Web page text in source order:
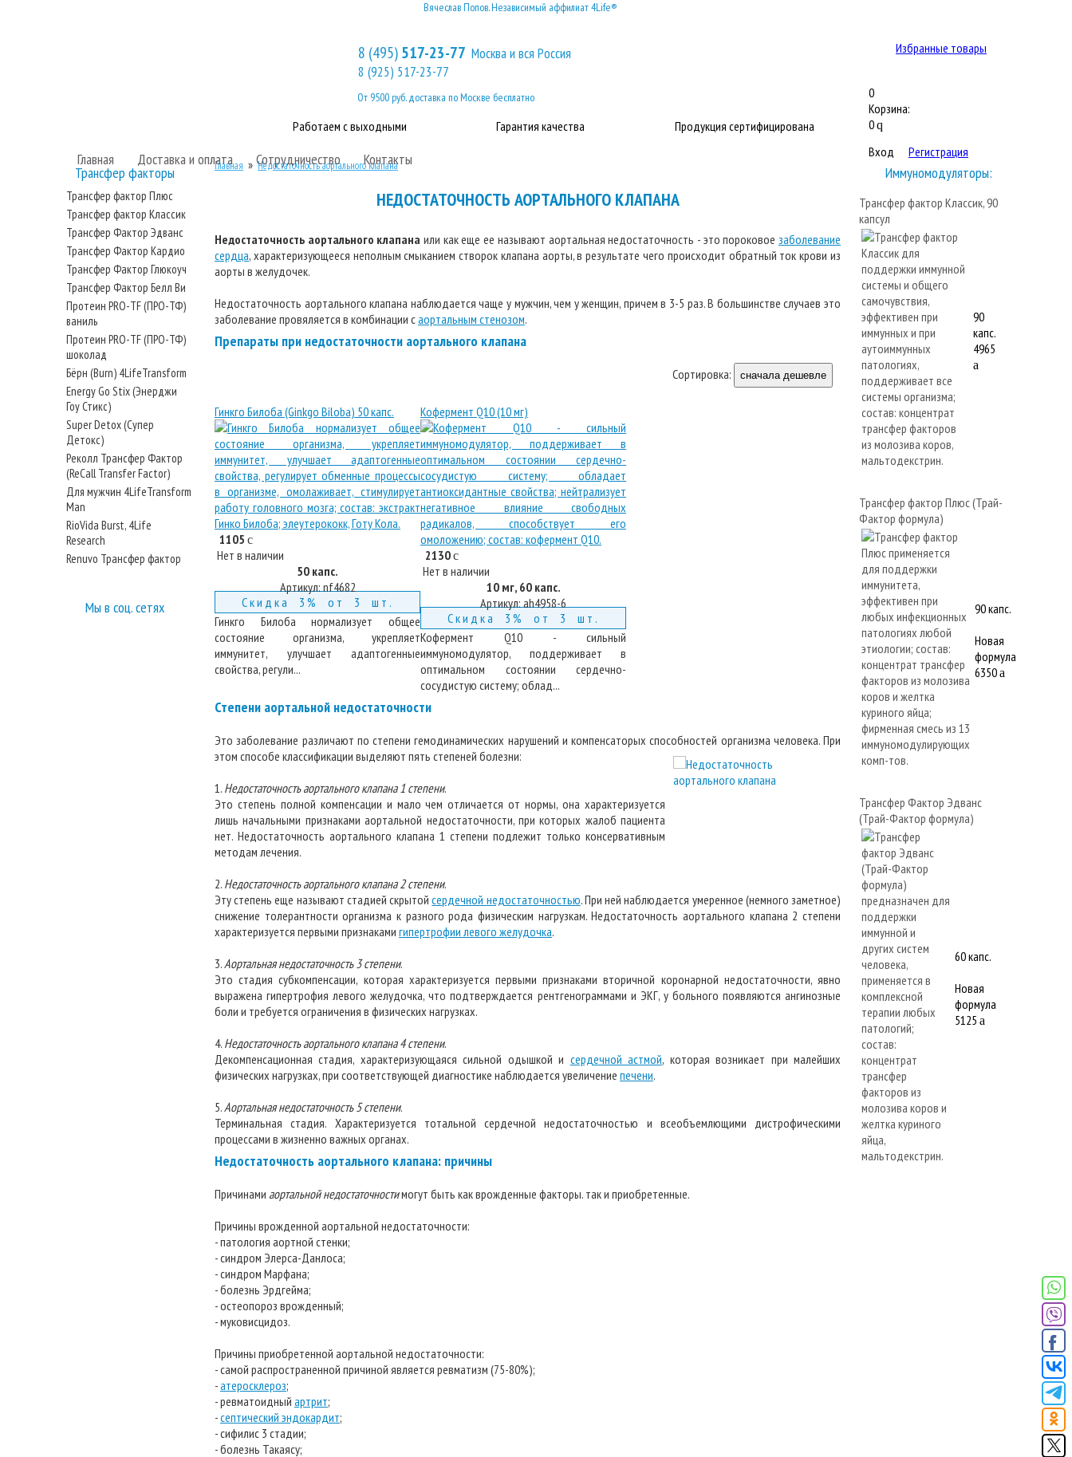
Главная Доставка и оплата Сотрудничество Контакты
Избранные товары
0
Корзина:
0q
Работаем с выходными Гарантия качества Продукция сертифицирована
8 (495)517-23-77 Москва и вся Россия
8 (925) 517-23-77
От 9500 руб. доставка по Москве бесплатно
Вячеслав Попов. Независимый аффилиат 4Life®
Вход Регистрация
Трансфер факторы
Трансфер фактор Плюс
Трансфер фактор Классик
Трансфер Фактор Эдванс
Трансфер Фактор Кардио
Трансфер Фактор Глюкоуч
Трансфер Фактор Белл Ви
Протеин PRO-TF (ПРО-ТФ)
ваниль
Протеин PRO-TF (ПРО-ТФ)
шоколад
Бёрн (Burn) 4LifeTransform
Energy Go Stix (Энерджи
Гоу Стикс)
Super Detox (Супер
Детокс)
Реколл Трансфер Фактор
(ReCall Transfer Factor)
Для мужчин 4LifeTransform
Man
RioVida Burst, 4Life
Research
Renuvo Трансфер фактор
Мы в соц. сетях
Главная »Недостаточность аортального клапана
НЕДОСТАТОЧНОСТЬ АОРТАЛЬНОГО КЛАПАНА
Недостаточность аортального клапана или как еще ее называют аортальная недостаточность - это пороковоезаболевание
сердца, характеризующееся неполным смыканием створок клапана аорты, в результате чего происходит обратный ток крови из
аорты в желудочек.
Недостаточность аортального клапана наблюдается чаще у мужчин, чем у женщин, причем в 3-5 раз. В большинстве случаев это
заболевание провяляется в комбинации саортальным стенозом.
Препараты при недостаточности аортального клапана
Сортировка: сначала дешевле
Гинкго Билоба (Ginkgo Biloba) 50 капс.
1105 c
Нет в наличии
50 капс.
Артикул:nf4682
Скидка 3% от 3 шт.
Гинкго Билоба нормализует общее
состояние организма, укрепляет
иммунитет, улучшает адаптогенные
свойства, регули...
Кофермент Q10 (10 мг)
2130c
Нет в наличии
10 мг, 60 капс.
Артикул:ah4958-6
Скидка 3% от 3 шт.
Кофермент Q10 - сильный
иммуномодулятор, поддерживает в
оптимальном состоянии сердечно-
сосудистую систему; облад...
Степени аортальной недостаточности
Это заболевание различают по степени гемодинамических нарушений и компенсаторых способностей организма человека. При
этом способе классификации выделяют пять степеней болезни:
1. Недостаточность аортального клапана 1 степени.
Это степень полной компенсации и мало чем отличается от нормы, она характеризуется
лишь начальными признаками аортальной недостаточности, при которых жалоб пациента
нет. Недостаточность аортального клапана 1 степени подлежит только консервативным
методам лечения.
2. Недостаточность аортального клапана 2 степени.
Эту степень еще называют стадией скрытойсердечной недостаточностью. При ней наблюдается умеренное (немного заметное)
снижение толерантности организма к разного рода физическим нагрузкам. Недостаточность аортального клапана 2 степени
характеризуется первыми признаками гипертрофии левого желудочка.
3.Аортальная недостаточность 3 степени.
Это стадия субкомпенсации, которая характеризуется первыми признаками вторичной коронарной недостаточности, явно
выражена гипертрофия левого желудочка, что подтверждается рентгенограммами и ЭКГ, у больного появляются ангинозные
боли и требуется ограничения в физических нагрузках.
4. Недостаточность аортального клапана 4 степени.
Декомпенсационная стадия, характеризующаяся сильной одышкой и сердечной астмой, которая возникает при малейших
физических нагрузках, при соответствующей диагностике наблюдается увеличение печени.
5.Аортальная недостаточность 5 степени.
Терминальная стадия. Характеризуется тотальной сердечной недостаточностью и всеобъемлющими дистрофическими
процессами в жизненно важных органах.
Недостаточность аортального клапана: причины
Причинами аортальной недостаточностимогут быть как врожденные факторы. так и приобретенные.
Причины врожденной аортальной недостаточности:
- патология аортной стенки;
- синдром Элерса-Данлоса;
- синдром Марфана;
- болезнь Эрдгейма;
- остеопороз врожденный;
- муковисцидоз.
Причины приобретенной аортальной недостаточности:
- самой распространенной причиной является ревматизм (75-80%);
-атеросклероз;
- ревматоидный артрит;
-септический эндокардит;
- сифилис 3 стадии;
- болезнь Такаясу;
Иммуномодуляторы:
Трансфер фактор Классик, 90
капсул
90
капс.
4965
a
Трансфер фактор Плюс (Трай-
Фактор формула)
90 капс.
Новая
формула
6350a
Трансфер Фактор Эдванс
(Трай-Фактор формула)
60 капс.
Новая
формула
5125 a